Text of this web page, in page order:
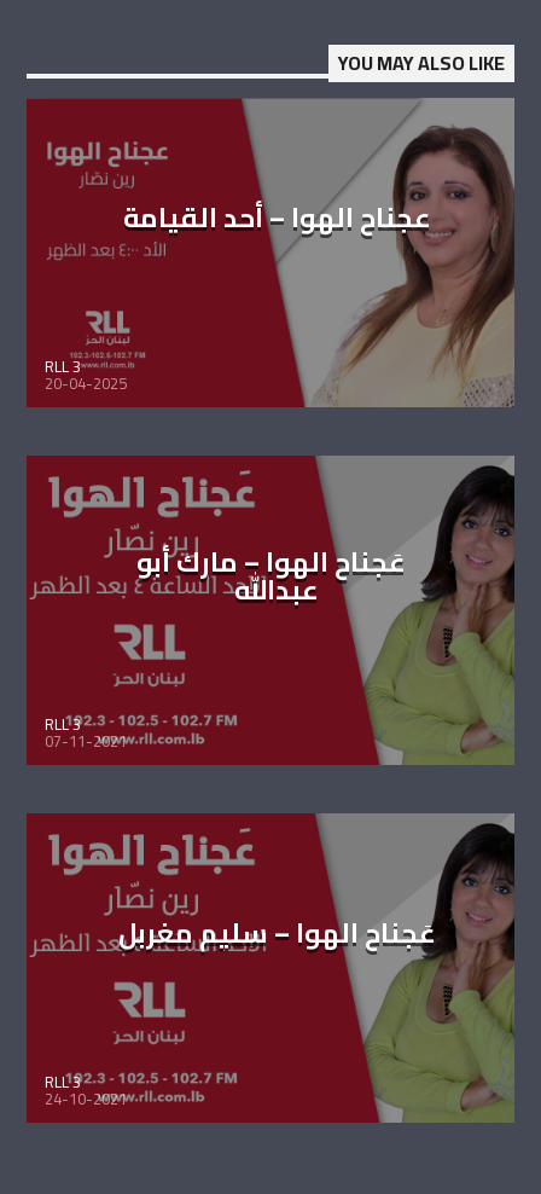
YOU MAY ALSO LIKE
عجناح الهوا – أحد القيامة
RLL 3
20-04-2025
عَجناح الهوا – مارك أبو
عبدالله
RLL 3
07-11-2021
عَجناح الهوا – سليم مغربل
RLL 3
24-10-2021